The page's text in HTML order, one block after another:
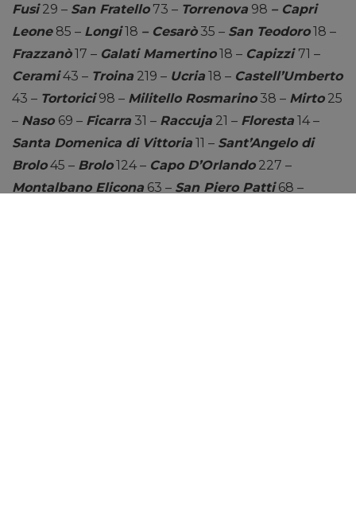
Fusi29 – San Fratello73 – Torrenova 98 – Capri
Leone85 – Longi18 – Cesarò35 – San Teodoro18 –
Frazzanò17 – Galati Mamertino18 – Capizzi 71 –
Cerami43 – Troina 219 – Ucria 18 – Castell’Umberto
43 – Tortorici98 – Militello Rosmarino38 – Mirto25
– Naso 69 – Ficarra 31 – Raccuja 21 – Floresta 14 –
Santa Domenica di Vittoria 11 – Sant’Angelo di
Brolo45 – Brolo124 – Capo D’Orlando227 –
Montalbano Elicona 63 – San Piero Patti68 –